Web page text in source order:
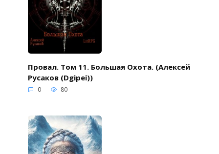
Провал. Том 11. Большая Охота. (Алексей
Русаков (Dgipei))
0 80